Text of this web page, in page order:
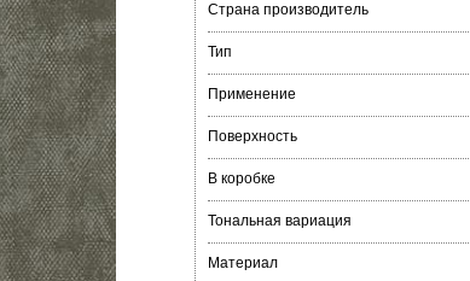
Страна производитель
Тип
Применение
Поверхность
В коробке
Тональная вариация
Материал